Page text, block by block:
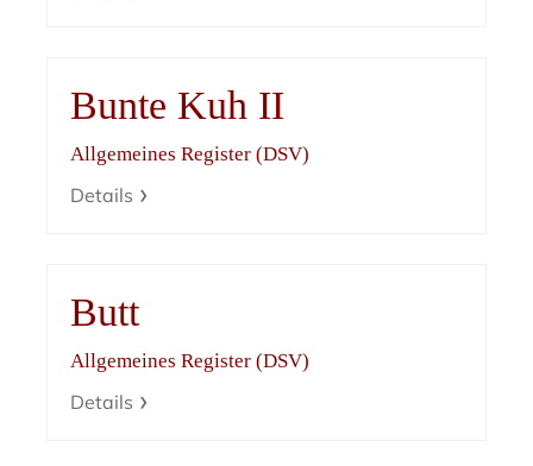
Bunte Kuh II
Allgemeines Register (DSV)
Details
Butt
Allgemeines Register (DSV)
Details